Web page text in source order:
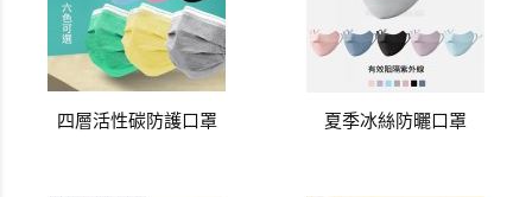
四層活性碳防護口罩 夏季冰絲防曬口罩